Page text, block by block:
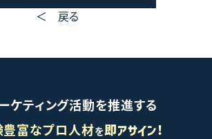
＜ 戻る
ケティング活動を推進する
富なプロ人材を 即アサイン!